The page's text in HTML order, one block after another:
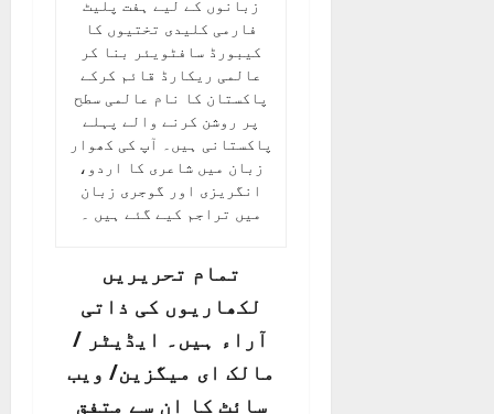
زبانوں کے لیے ہفت پلیٹ
فارمی کلیدی تختیوں کا
کیبورڈ سافٹویئر بنا کر
عالمی ریکارڈ قائم کرکے
پاکستان کا نام عالمی سطح
پر روشن کرنے والے پہلے
پاکستانی ہیں۔ آپ کی کھوار
زبان میں شاعری کا اردو،
انگریزی اور گوجری زبان
میں تراجم کیے گئے ہیں ۔
تمام تحریریں
لکھاریوں کی ذاتی
آراء ہیں۔ ایڈیٹر /
مالک ای میگزین/ ویب
سائٹ کا ان سے متفق